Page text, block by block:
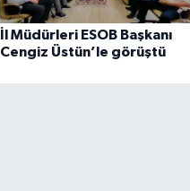
İl Müdürleri ESOB Başkanı
Cengiz Üstün’le görüştü